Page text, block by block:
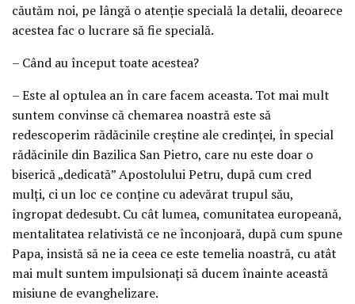
căutăm noi, pe lângă o atenţie specială la detalii, deoarece
acestea fac o lucrare să fie specială.
– Când au început toate acestea?
– Este al optulea an în care facem aceasta. Tot mai mult
suntem convinse că chemarea noastră este să
redescoperim rădăcinile creştine ale credinţei, în special
rădăcinile din Bazilica San Pietro, care nu este doar o
biserică „dedicată” Apostolului Petru, după cum cred
mulţi, ci un loc ce conţine cu adevărat trupul său,
îngropat dedesubt. Cu cât lumea, comunitatea europeană,
mentalitatea relativistă ce ne înconjoară, după cum spune
Papa, insistă să ne ia ceea ce este temelia noastră, cu atât
mai mult suntem impulsionaţi să ducem înainte această
misiune de evanghelizare.